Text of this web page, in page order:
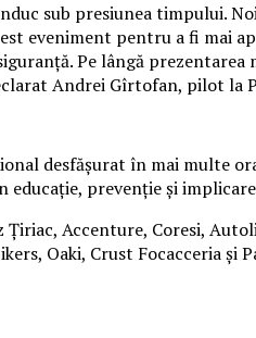
sub presiunea timpului.
eveniment pentru a fi mai
Pe lângă
Andrei Gîrtofan, pilot la
desfășurat în mai multe
prevenție și
Accenture, Coresi,
Oaki, Crust Focacceria și